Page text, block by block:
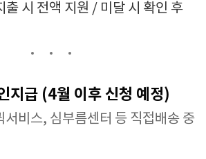
출 시 전액 지원 / 미달 시 확인 후
지급 (4월 이후 신청 예정)
서비스, 심부름센터 등 직접배송 중